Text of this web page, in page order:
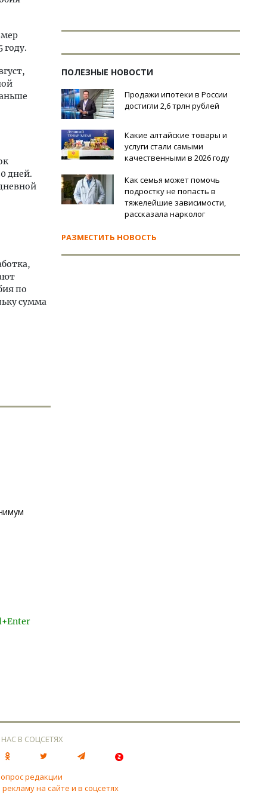
году.
дней.
по
сумма
ПОЛЕЗНЫЕ НОВОСТИ
Продажи ипотеки в России
достигли 2,6 трлн рублей
Какие алтайские товары и
услуги стали самыми
качественными в 2026 году
Как семья может помочь
подростку не попасть в
тяжелейшие зависимости,
рассказала нарколог
РАЗМЕСТИТЬ НОВОСТЬ
В СОЦСЕТЯХ
редакции
на сайте и в соцсетях